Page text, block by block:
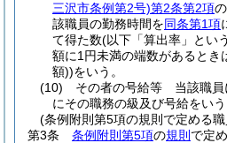
三沢市条例第2号)第2条第2項
該職員の勤務時間を同条第1項
て得た数(以下「算出率」とい
額に1円未満の端数があるとき
額))をいう。
(10)
その者の号給等 当該職員
にその職務の級及び号給をいう
(条例附則第5項の規則で定める
第3条
条例附則第5項の規則 で定